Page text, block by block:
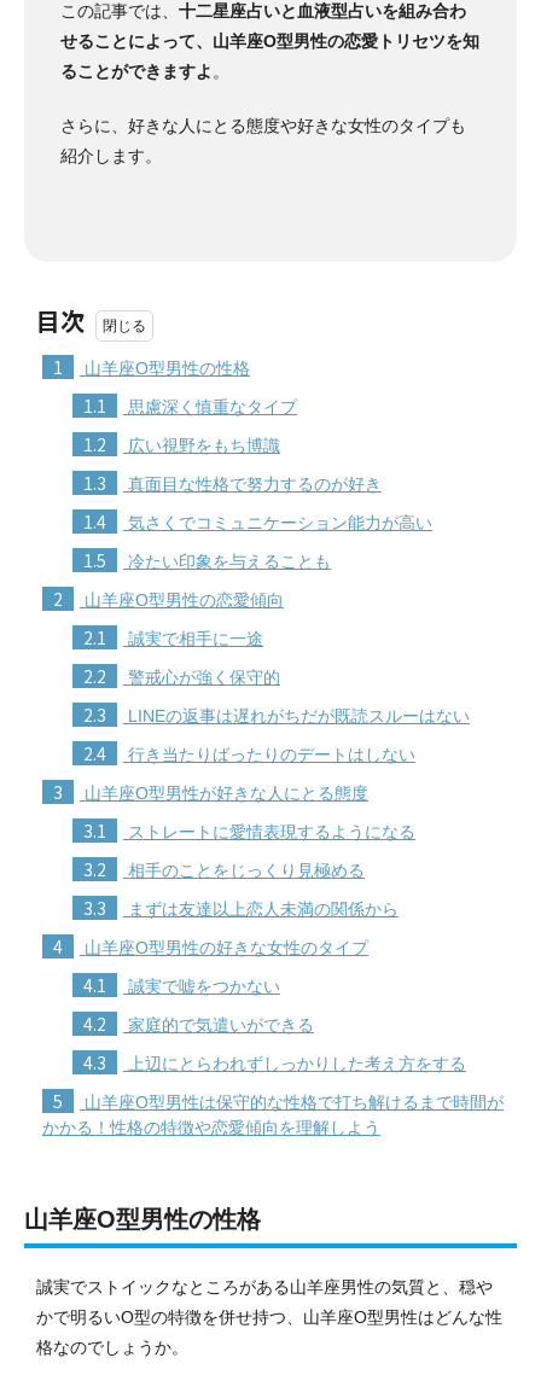
この記事では、 十二星座占いと血液型占いを組み合わ
せることによって、山羊座O型男性の恋愛トリセツを知
ることができますよ 。
さらに、好きな人にとる態度や好きな女性のタイプも
紹介します。
目次
1 山羊座O型男性の性格
1.1 思慮深く慎重なタイプ
1.2 広い視野をもち博識
1.3 真面目な性格で努力するのが好き
1.4 気さくでコミュニケーション能力が高い
1.5 冷たい印象を与えることも
2 山羊座O型男性の恋愛傾向
2.1 誠実で相手に一途
2.2 警戒心が強く保守的
2.3 LINEの返事は遅れがちだが既読スルーはない
2.4 行き当たりばったりのデートはしない
3 山羊座O型男性が好きな人にとる態度
3.1 ストレートに愛情表現するようになる
3.2 相手のことをじっくり見極める
3.3 まずは友達以上恋人未満の関係から
4 山羊座O型男性の好きな女性のタイプ
4.1 誠実で嘘をつかない
4.2 家庭的で気遣いができる
4.3 上辺にとらわれずしっかりした考え方をする
5
山羊座O型男性は保守的な性格で打ち解けるまで時間が
かかる！性格の特徴や恋愛傾向を理解しよう
山羊座O型男性の性格
誠実でストイックなところがある山羊座男性の気質と、穏や
かで明るいO型の特徴を併せ持つ、山羊座O型男性はどんな性
格なのでしょうか。